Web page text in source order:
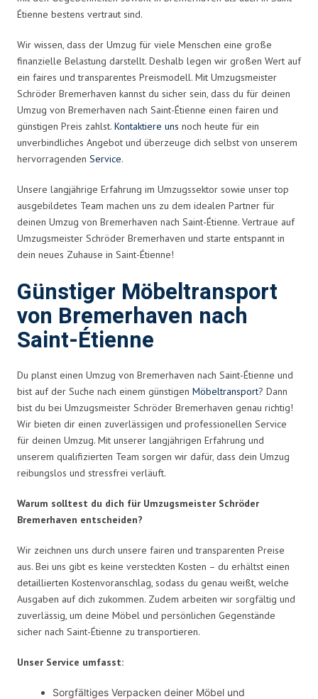
Étienne bestens vertraut sind.
Wir wissen, dass der Umzug für viele Menschen eine große
finanzielle Belastung darstellt. Deshalb legen wir großen Wert auf
ein faires und transparentes Preismodell. Mit Umzugsmeister
Schröder Bremerhaven kannst du sicher sein, dass du für deinen
Umzug von Bremerhaven nach Saint-Étienne einen fairen und
günstigen Preis zahlst. Kontaktiere uns noch heute für ein
unverbindliches Angebot und überzeuge dich selbst von unserem
hervorragenden Service.
Unsere langjährige Erfahrung im Umzugssektor sowie unser top
ausgebildetes Team machen uns zu dem idealen Partner für
deinen Umzug von Bremerhaven nach Saint-Étienne. Vertraue auf
Umzugsmeister Schröder Bremerhaven und starte entspannt in
dein neues Zuhause in Saint-Étienne!
Günstiger Möbeltransport
von Bremerhaven nach
Saint-Étienne
Du planst einen Umzug von Bremerhaven nach Saint-Étienne und
bist auf der Suche nach einem günstigen Möbeltransport? Dann
bist du bei Umzugsmeister Schröder Bremerhaven genau richtig!
Wir bieten dir einen zuverlässigen und professionellen Service
für deinen Umzug. Mit unserer langjährigen Erfahrung und
unserem qualifizierten Team sorgen wir dafür, dass dein Umzug
reibungslos und stressfrei verläuft.
Warum solltest du dich für Umzugsmeister Schröder
Bremerhaven entscheiden?
Wir zeichnen uns durch unsere fairen und transparenten Preise
aus. Bei uns gibt es keine versteckten Kosten – du erhältst einen
detaillierten Kostenvoranschlag, sodass du genau weißt, welche
Ausgaben auf dich zukommen. Zudem arbeiten wir sorgfältig und
zuverlässig, um deine Möbel und persönlichen Gegenstände
sicher nach Saint-Étienne zu transportieren.
Unser Service umfasst:
Sorgfältiges Verpacken deiner Möbel und